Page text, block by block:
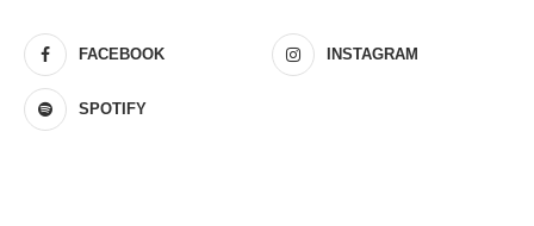
FACEBOOK INSTAGRAM
SPOTIFY